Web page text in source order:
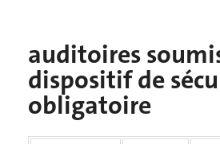
auditoires
dispositif de
obligatoire